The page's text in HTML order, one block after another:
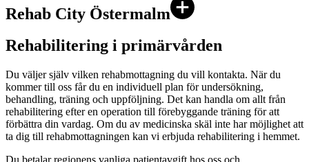
Rehab City Östermalm
Rehabilitering i primärvården
Du väljer själv vilken rehabmottagning du vill kontakta. När du
kommer till oss får du en individuell plan för undersökning,
behandling, träning och uppföljning. Det kan handla om allt från
rehabilitering efter en operation till förebyggande träning för att
förbättra din vardag. Om du av medicinska skäl inte har möjlighet att
ta dig till rehabmottagningen kan vi erbjuda rehabilitering i hemmet.